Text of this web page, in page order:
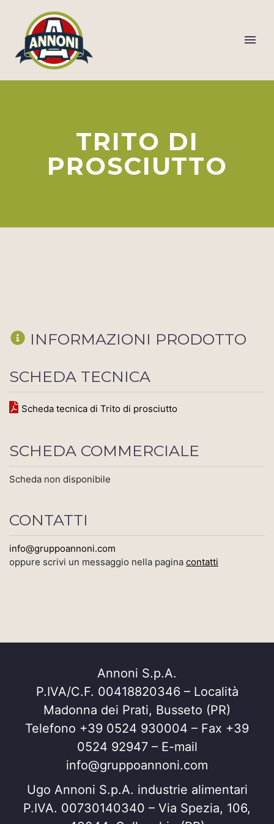
TRITO DI
PROSCIUTTO
INFORMAZIONI PRODOTTO
SCHEDA TECNICA
Scheda tecnica di Trito di prosciutto
SCHEDA COMMERCIALE
Scheda non disponibile
CONTATTI
info@gruppoannoni.com
oppure scrivi un messaggio nella pagina contatti
Annoni S.p.A.
P.IVA/C.F. 00418820346 – Località
Madonna dei Prati, Busseto (PR)
Telefono +39 0524 930004 – Fax +39
0524 92947 – E-mail
info@gruppoannoni.com
Ugo Annoni S.p.A. industrie alimentari
P.IVA. 00730140340 – Via Spezia, 106,